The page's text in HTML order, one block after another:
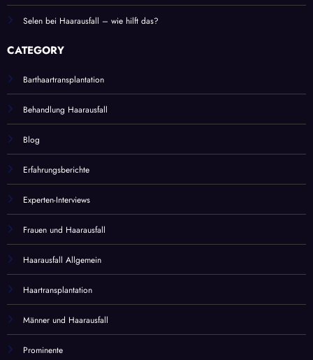
Selen bei Haarausfall – wie hilft das?
CATEGORY
Barthaartransplantation
Behandlung Haarausfall
Blog
Erfahrungsberichte
Experten-Interviews
Frauen und Haarausfall
Haarausfall Allgemein
Haartransplantation
Männer und Haarausfall
Prominente